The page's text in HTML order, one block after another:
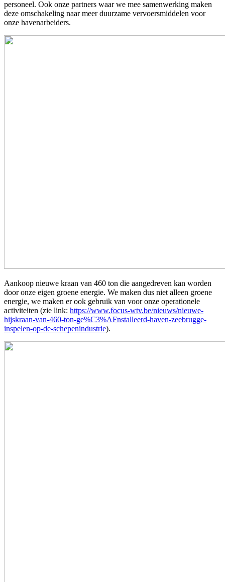
personeel. Ook onze partners waar we mee samenwerking maken
deze omschakeling naar meer duurzame vervoersmiddelen voor
onze havenarbeiders.
Aankoop nieuwe kraan van 460 ton die aangedreven kan worden
door onze eigen groene energie. We maken dus niet alleen groene
energie, we maken er ook gebruik van voor onze operationele
activiteiten (zie link: https://www.focus-wtv.be/nieuws/nieuwe-
hijskraan-van-460-ton-ge%C3%AFnstalleerd-haven-zeebrugge-
inspelen-op-de-schepenindustrie).